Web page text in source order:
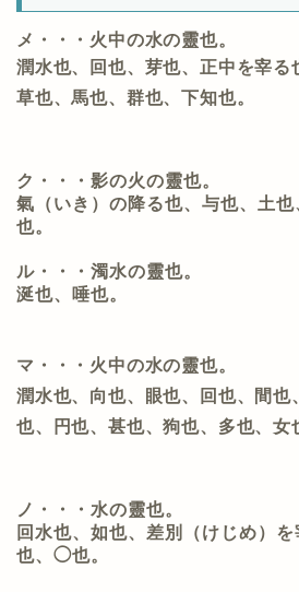
メ・・・火中の水の靈也。
潤水也、回也、芽也、正中を宰る
草也、馬也、群也、下知也。
ク・・・影の火の靈也。
氣（いき）の降る也、与也、土
也。
ル・・・濁水の靈也。
涎也、唾也。
マ・・・火中の水の靈也。
潤水也、向也、眼也、回也、間也
也、円也、甚也、狗也、多也、女
ノ・・・水の靈也。
回水也、如也、差別（けじめ）
也、◯也。